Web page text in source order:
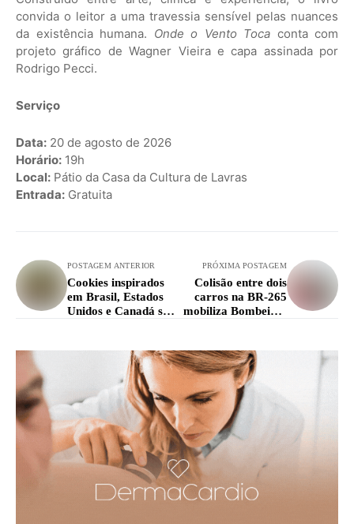
convida o leitor a uma travessia sensível pelas nuances
da existência humana. Onde o Vento Toca conta com
projeto gráfico de Wagner Vieira e capa assinada por
Rodrigo Pecci.
Serviço
Data: 20 de agosto de 2026
Horário: 19h
Local: Pátio da Casa da Cultura de Lavras
Entrada: Gratuita
POSTAGEM ANTERIOR
Cookies inspirados
em Brasil, Estados
Unidos e Canadá são
PRÓXIMA POSTAGEM
Colisão entre dois
carros na BR-265
mobiliza Bombeiros